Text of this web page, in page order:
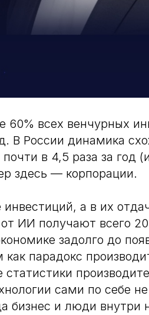
60% всех венчурных
России динамика
в 4,5 раза за год
здесь — корпорации.
а в их
ИИ получают всего
задолго до
парадокс
сами по себе
бизнес и люди внутри